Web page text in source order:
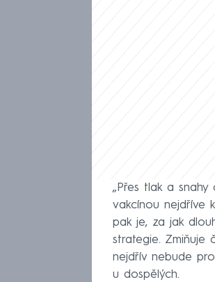
„Přes tlak a
vakcínou nejdříve
pak je, za jak
strategie. Zmiňuje
nejdřív nebude
u dospělých.